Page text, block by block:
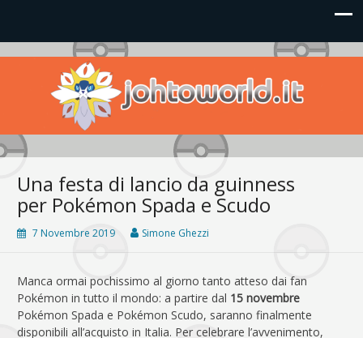
Johto World
Le novità più frizzanti dall'universo Pokémon e Nintendo
Una festa di lancio da guinness
per Pokémon Spada e Scudo
7 Novembre 2019 Simone Ghezzi
Manca ormai pochissimo al giorno tanto atteso dai fan
Pokémon in tutto il mondo: a partire dal 15 novembre
Pokémon Spada e Pokémon Scudo, saranno finalmente
disponibili all’acquisto in Italia. Per celebrare l’avvenimento,